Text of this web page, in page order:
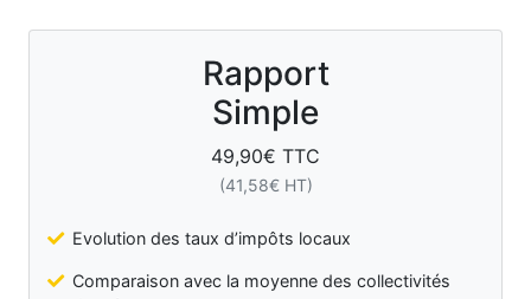
Rapport
Simple
49,90€ TTC
(41,58€ HT)
Evolution des taux d’impôts locaux
Comparaison avec la moyenne des collectivités